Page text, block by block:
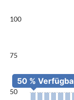
100
75
50